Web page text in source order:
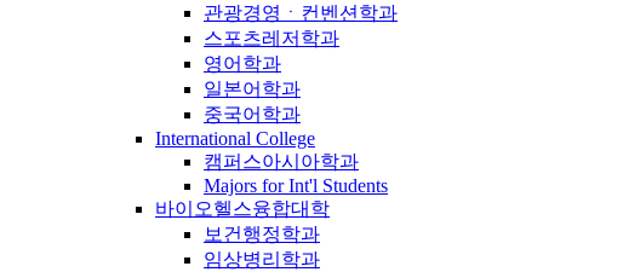
관광경영ㆍ컨벤션학과
스포츠레저학과
영어학과
일본어학과
중국어학과
International College
캠퍼스아시아학과
Majors for Int'l Students
바이오헬스융합대학
보건행정학과
임상병리학과